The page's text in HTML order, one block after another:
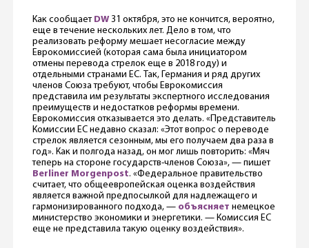
Как сообщает DW31 октября, это не кончится, вероятно,
еще в течение нескольких лет. Дело в том, что
реализовать реформу мешает несогласие между
Еврокомиссией (которая сама была инициатором
отмены перевода стрелок еще в 2018 году) и
отдельными странами ЕС. Так, Германия и ряд других
членов Союза требуют, чтобы Еврокомиссия
представила им результаты экспертного исследования
преимуществ и недостатков реформы времени.
Еврокомиссия отказывается это делать. «Представитель
Комиссии ЕС недавно сказал: «Этот вопрос о переводе
стрелок является сезонным, мы его получаем два раза в
год». Как и полгода назад, он мог лишь повторить: «Мяч
теперь на стороне государств-членов Союза», — пишет
Berliner Morgenpost. «Федеральное правительство
считает, что общеевропейская оценка воздействия
является важной предпосылкой для надлежащего и
гармонизированного подхода, — объясняет немецкое
министерство экономики и энергетики. — Комиссия ЕС
еще не представила такую оценку воздействия».